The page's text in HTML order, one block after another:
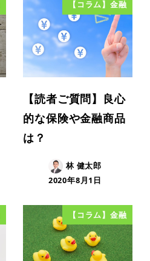
【コラム】金融
【読者ご質問】良心
的な保険や金融商品
は？
林 健太郎
2020年8月1日
【コラム】金融